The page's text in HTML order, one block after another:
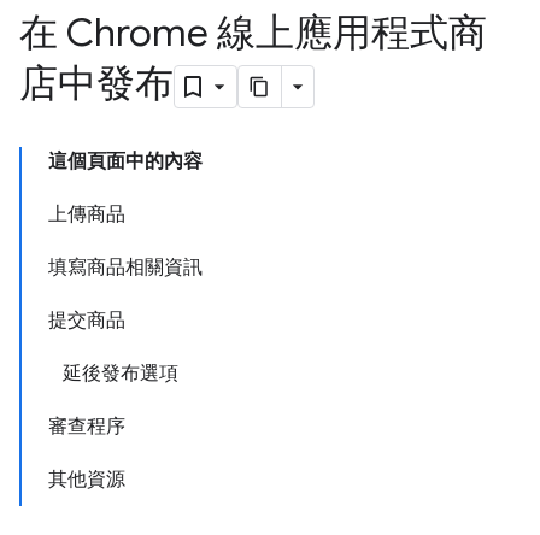
在 Chrome 線上應用程式商
店中發布
這個頁面中的內容
上傳商品
填寫商品相關資訊
提交商品
延後發布選項
審查程序
其他資源